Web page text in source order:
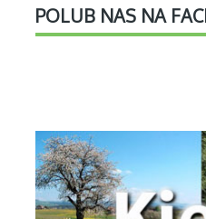
POLUB NAS NA